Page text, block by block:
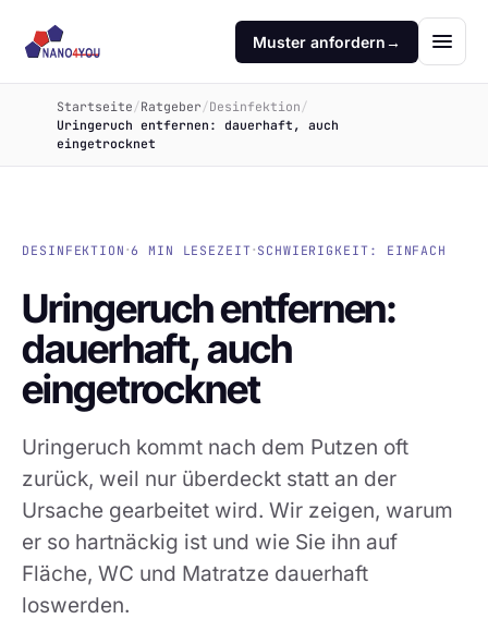
Muster anfordern→
Startseite /Ratgeber /Desinfektion /
Uringeruch entfernen: dauerhaft, auch
eingetrocknet
DESINFEKTION ·6 MIN LESEZEIT· SCHWIERIGKEIT: EINFACH
Uringeruch entfernen:
dauerhaft, auch
eingetrocknet
Uringeruch kommt nach dem Putzen oft
zurück, weil nur überdeckt statt an der
Ursache gearbeitet wird. Wir zeigen, warum
er so hartnäckig ist und wie Sie ihn auf
Fläche, WC und Matratze dauerhaft
loswerden.